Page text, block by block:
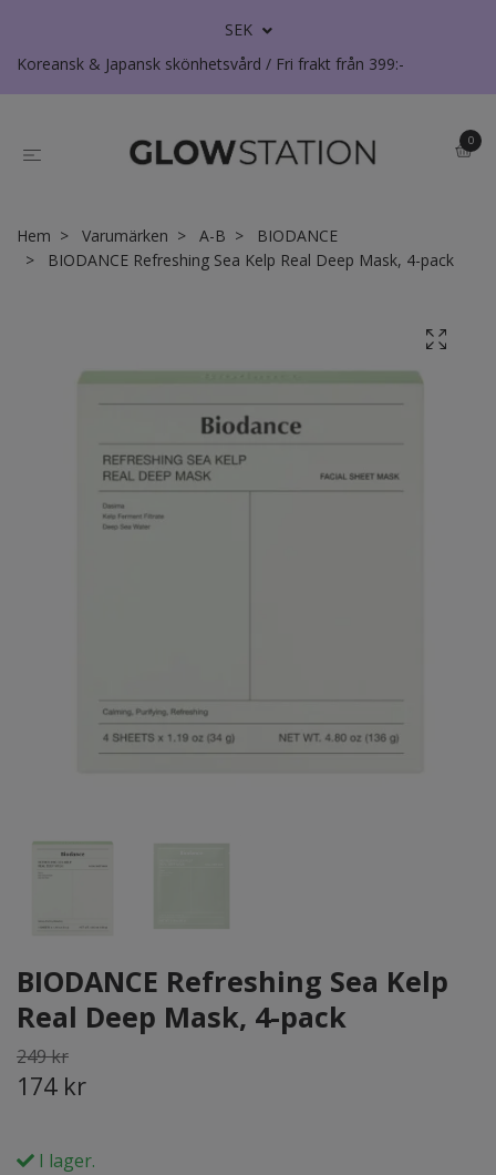
SEK
Koreansk & Japansk skönhetsvård / Fri frakt från 399:-
0
Hem Varumärken A-B
BIODANCE
BIODANCE Refreshing Sea Kelp Real Deep Mask, 4-pack
BIODANCE Refreshing Sea Kelp
Real Deep Mask, 4-pack
249 kr
174 kr
I lager.